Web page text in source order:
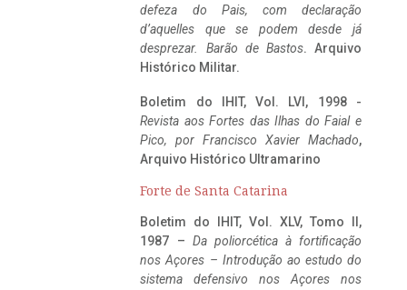
defeza do Pais, com declaração
d’aquelles que se podem desde já
desprezar. Barão de Bastos. Arquivo
Histórico Militar.
Boletim do IHIT, Vol. LVI, 1998 -
Revista aos Fortes das Ilhas do Faial e
Pico, por Francisco Xavier Machado,
Arquivo Histórico Ultramarino
Forte de Santa Catarina
Boletim do IHIT, Vol. XLV, Tomo II,
1987 – Da poliorcética à fortificação
nos Açores – Introdução ao estudo do
sistema defensivo nos Açores nos